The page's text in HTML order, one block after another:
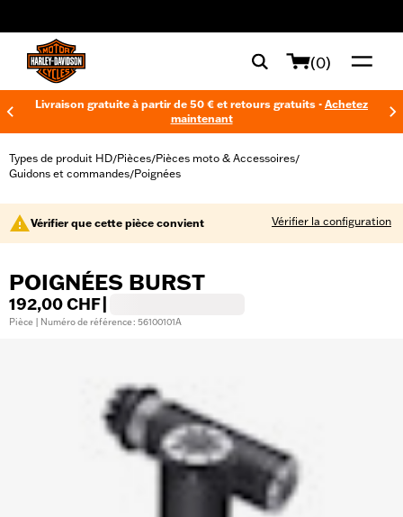
(0)
Livraison gratuite à partir de 50 € et retours gratuits - Achetez
maintenant
Types de produit HD/Pièces/Pièces moto & Accessoires/
Guidons et commandes/Poignées
Vérifier que cette pièce convient Vérifier la configuration
POIGNÉES BURST
192,00 CHF
Pièce | Numéro de référence : 56100101A